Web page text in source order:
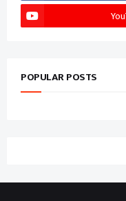
POPULAR POSTS